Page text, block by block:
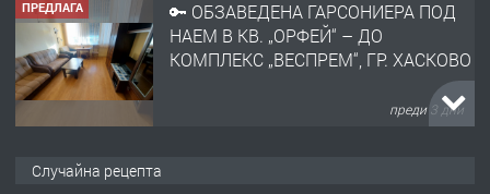
ПРЕДЛАГА
🔑 ОБЗАВЕДЕНА ГАРСОНИЕРА ПОД
НАЕМ В КВ. „ОРФЕЙ“ – ДО
КОМПЛЕКС „ВЕСПРЕМ“, ГР. ХАСКОВО
преди 3 дни
Случайна рецепта